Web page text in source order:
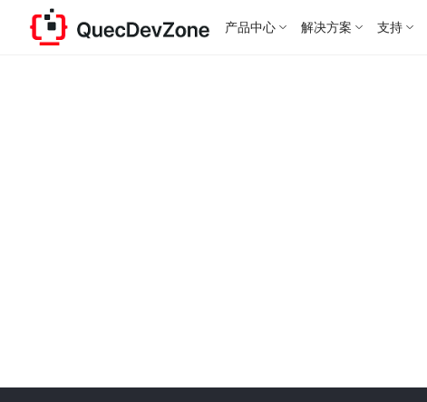
产品中心 解决方案 支持